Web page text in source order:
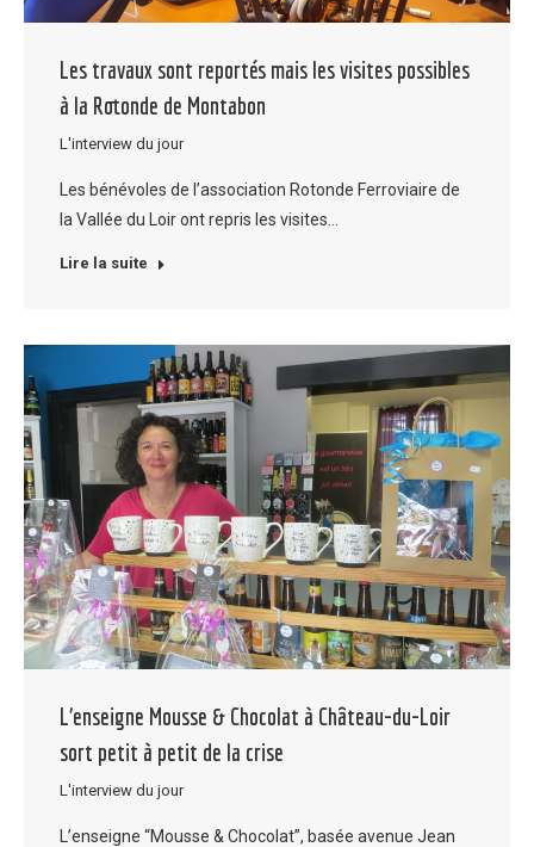
Les travaux sont reportés mais les visites possibles
à la Rotonde de Montabon
L'interview du jour
Les bénévoles de l’association Rotonde Ferroviaire de
la Vallée du Loir ont repris les visites…
Lire la suite
L’enseigne Mousse & Chocolat à Château-du-Loir
sort petit à petit de la crise
L'interview du jour
L’enseigne “Mousse & Chocolat”, basée avenue Jean